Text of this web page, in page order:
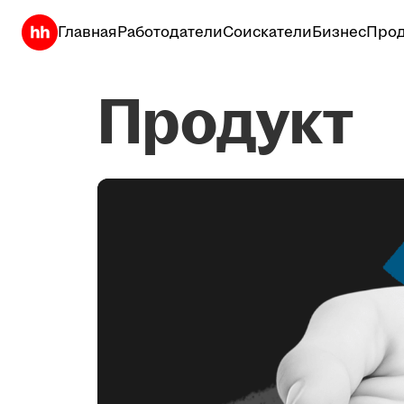
ГлавнаяРаботодателиСоискателиБизнес
Продукт